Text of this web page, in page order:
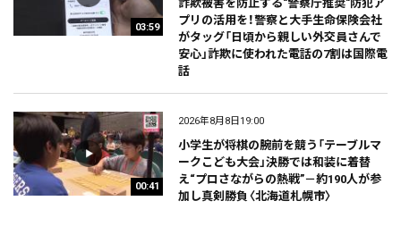
03:59
詐欺被害を防止する"警察庁推奨"防犯ア
プリの活用を！警察と大手生命保険会社
がタッグ「日頃から親しい外交員さんで
安心」詐欺に使われた電話の7割は国際電
話
00:41
2026年8月8日19:00
小学生が将棋の腕前を競う「テーブルマ
ークこども大会」決勝では和装に着替
え“プロさながらの熱戦”－約190人が参
加し真剣勝負〈北海道札幌市〉